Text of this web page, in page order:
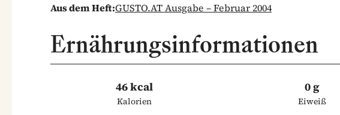
Aus dem Heft:GUSTO.AT Ausgabe – Februar 2004
Ernährungsinformationen
46 kcal
Kalorien
0 g
Eiweiß